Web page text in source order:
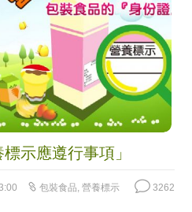
示應遵行事項」
包裝食品, 營養標示 3262